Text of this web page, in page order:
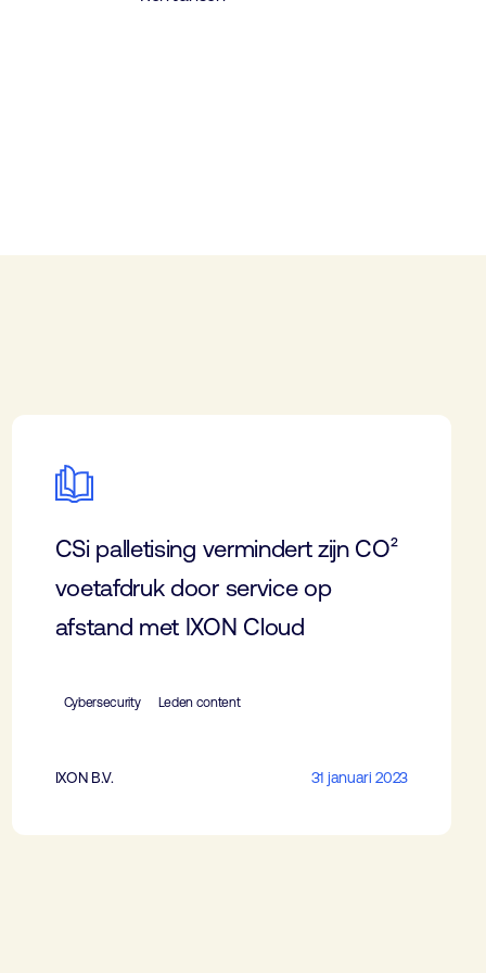
CSi palletising vermindert zijn CO²
voetafdruk door service op
afstand met IXON Cloud
Cybersecurity Leden content
IXON B.V. 31 januari 2023